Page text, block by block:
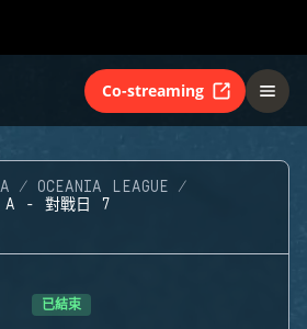
Co-streaming
OCEANIA LEAGUE
A - 對戰日 7
已結束